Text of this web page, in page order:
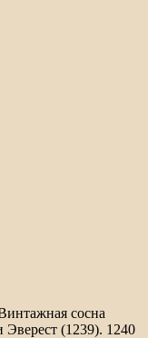
сосна
(1239). 1240